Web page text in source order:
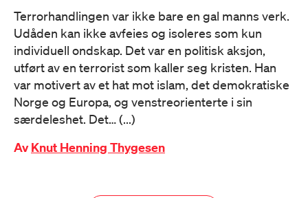
Terrorhandlingen var ikke bare en gal manns verk.
Udåden kan ikke avfeies og isoleres som kun
individuell ondskap. Det var en politisk aksjon,
utført av en terrorist som kaller seg kristen. Han
var motivert av et hat mot islam, det demokratiske
Norge og Europa, og venstreorienterte i sin
særdeleshet. Det… (...)
AvKnut Henning Thygesen